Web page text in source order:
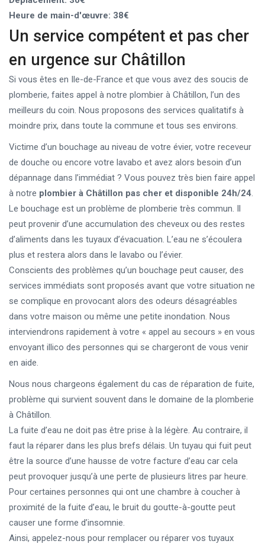
Heure de main-d'œuvre: 38€
Un service compétent et pas cher
en urgence sur Châtillon
Si vous êtes en Ile-de-France et que vous avez des soucis de
plomberie, faites appel à notre plombier à Châtillon, l’un des
meilleurs du coin. Nous proposons des services qualitatifs à
moindre prix, dans toute la commune et tous ses environs.
Victime d’un bouchage au niveau de votre évier, votre receveur
de douche ou encore votre lavabo et avez alors besoin d’un
dépannage dans l’immédiat ? Vous pouvez très bien faire appel
à notre plombier à Châtillon pas cher et disponible 24h/24.
Le bouchage est un problème de plomberie très commun. Il
peut provenir d’une accumulation des cheveux ou des restes
d’aliments dans les tuyaux d’évacuation. L’eau ne s’écoulera
plus et restera alors dans le lavabo ou l’évier.
Conscients des problèmes qu’un bouchage peut causer, des
services immédiats sont proposés avant que votre situation ne
se complique en provocant alors des odeurs désagréables
dans votre maison ou même une petite inondation. Nous
interviendrons rapidement à votre « appel au secours » en vous
envoyant illico des personnes qui se chargeront de vous venir
en aide.
Nous nous chargeons également du cas de réparation de fuite,
problème qui survient souvent dans le domaine de la plomberie
à Châtillon.
La fuite d’eau ne doit pas être prise à la légère. Au contraire, il
faut la réparer dans les plus brefs délais. Un tuyau qui fuit peut
être la source d’une hausse de votre facture d’eau car cela
peut provoquer jusqu’à une perte de plusieurs litres par heure.
Pour certaines personnes qui ont une chambre à coucher à
proximité de la fuite d’eau, le bruit du goutte-à-goutte peut
causer une forme d’insomnie.
Ainsi, appelez-nous pour remplacer ou réparer vos tuyaux